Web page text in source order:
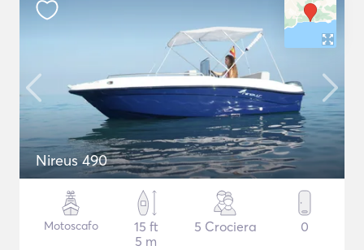
Nireus 490
Motoscafo
15 ft
5 m
5 Crociera 0